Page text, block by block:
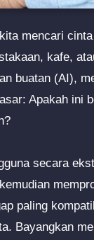
mencari
kafe,
buatan (AI),
Apakah ini
secara
paling
Bayangkan